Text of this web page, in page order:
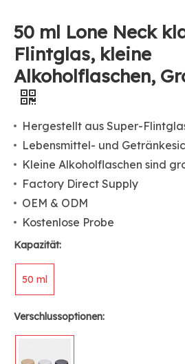
50 ml Lone Neck
Flintglas, kleine
Alkoholflaschen,
Hergestellt aus Super-
Lebensmittel- und
Kleine Alkoholflaschen sind
Factory Direct Supply
OEM & ODM
Kostenlose Probe
Kapazität:
50 ml
Verschlussoptionen: